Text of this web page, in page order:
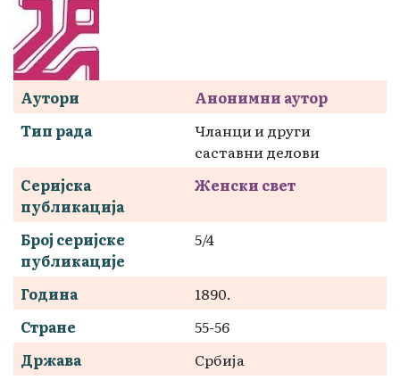
Аутори
Анонимни аутор
Тип рада
Чланци и други
саставни делови
Серијска
публикација
Женски свет
Број серијске
публикације
5/4
Година
1890.
Стране
55-56
Држава
Србија